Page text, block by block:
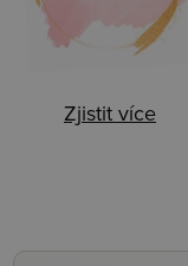
Zjistit více